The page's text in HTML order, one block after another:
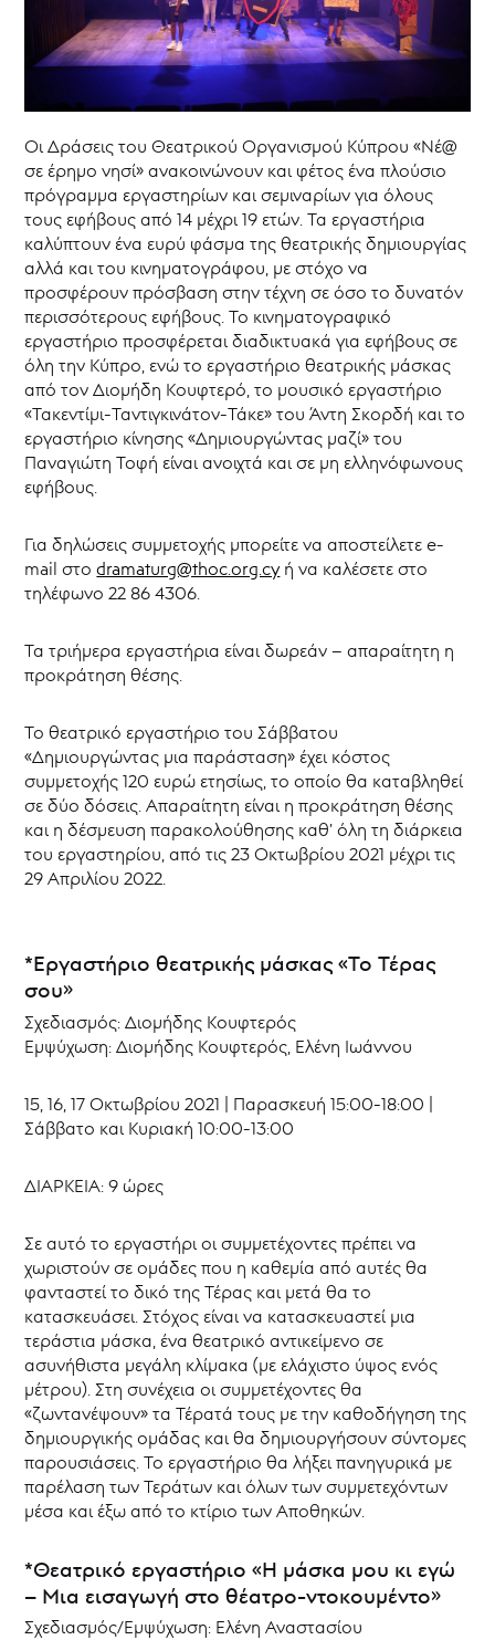
Οι Δράσεις του Θεατρικού Οργανισμού Κύπρου «Νέ@
σε έρημο νησί» ανακοινώνουν και φέτος ένα πλούσιο
πρόγραμμα εργαστηρίων και σεμιναρίων για όλους
τους εφήβους από 14 μέχρι 19 ετών. Τα εργαστήρια
καλύπτουν ένα ευρύ φάσμα της θεατρικής δημιουργίας
αλλά και του κινηματογράφου, με στόχο να
προσφέρουν πρόσβαση στην τέχνη σε όσο το δυνατόν
περισσότερους εφήβους. Το κινηματογραφικό
εργαστήριο προσφέρεται διαδικτυακά για εφήβους σε
όλη την Κύπρο, ενώ το εργαστήριο θεατρικής μάσκας
από τον Διομήδη Κουφτερό, το μουσικό εργαστήριο
«Τακεντίμι-Ταντιγκινάτον-Τάκε» του Άντη Σκορδή και το
εργαστήριο κίνησης «Δημιουργώντας μαζί» του
Παναγιώτη Τοφή είναι ανοιχτά και σε μη ελληνόφωνους
εφήβους.
Για δηλώσεις συμμετοχής μπορείτε να αποστείλετε e-
mail στοdramaturg@thoc.org.cyή να καλέσετε στο
τηλέφωνο 22 86 4306.
Τα τριήμερα εργαστήρια είναι δωρεάν – απαραίτητη η
προκράτηση θέσης.
Το θεατρικό εργαστήριο του Σάββατου
«Δημιουργώντας μια παράσταση» έχει κόστος
συμμετοχής 120 ευρώ ετησίως, το οποίο θα καταβληθεί
σε δύο δόσεις. Απαραίτητη είναι η προκράτηση θέσης
και η δέσμευση παρακολούθησης καθ’ όλη τη διάρκεια
του εργαστηρίου, από τις 23 Οκτωβρίου 2021 μέχρι τις
29 Απριλίου 2022.
*Εργαστήριο θεατρικής μάσκας «Το Τέρας
σου»
Σχεδιασμός: Διομήδης Κουφτερός
Εμψύχωση: Διομήδης Κουφτερός, Ελένη Ιωάννου
15, 16, 17 Οκτωβρίου 2021 | Παρασκευή 15:00-18:00 |
Σάββατο και Κυριακή 10:00-13:00
ΔΙΑΡΚΕΙΑ: 9 ώρες
Σε αυτό το εργαστήρι οι συμμετέχοντες πρέπει να
χωριστούν σε ομάδες που η καθεμία από αυτές θα
φανταστεί το δικό της Τέρας και μετά θα το
κατασκευάσει. Στόχος είναι να κατασκευαστεί μια
τεράστια μάσκα, ένα θεατρικό αντικείμενο σε
ασυνήθιστα μεγάλη κλίμακα (με ελάχιστο ύψος ενός
μέτρου). Στη συνέχεια οι συμμετέχοντες θα
«ζωντανέψουν» τα Τέρατά τους με την καθοδήγηση της
δημιουργικής ομάδας και θα δημιουργήσουν σύντομες
παρουσιάσεις. Το εργαστήριο θα λήξει πανηγυρικά με
παρέλαση των Τεράτων και όλων των συμμετεχόντων
μέσα και έξω από το κτίριο των Αποθηκών.
*Θεατρικό εργαστήριο «H μάσκα μου κι εγώ
– Μια εισαγωγή στο θέατρο-ντοκουμέντο»
Σχεδιασμός/Εμψύχωση: Ελένη Αναστασίου
έρημο
νησί
Δράσεις
2022
Εργαστήρια
για
Εφήβους
Φιλοξενίες
Κινηματογραφικές
προβολές
Συζητήσεις
με
το
κοινό
σε
έρημο
νησί
2020-
2021
Νέος
νησί
|
2020
ΘΟΚ
Talk
Podcast
Ψηφιακές
Εκδόσεις
δράσεις
και
εκδηλώσεις